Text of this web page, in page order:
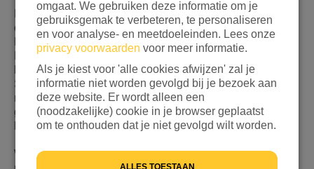
Het is onwerkelijk hoeveel mannen, vrouwen en kinderen
op de vlucht zijn voor oorlog en geweld. We móeten
helpen, we moeten íets doen! Daarom gaan we - Stijf,
Pim en Robbie - in deWeek van de Vluchteling
brouwen en de volledige opbrengst doneren aan
Stichting Vluchteling. Voor minimaal €10 (meer mag
natuurlijk ook!) ontvang je niet alleen een eigen
gebrouwen biertje, maar ik draag je óók bij aan
levensreddende noodhulp. Help je mee?
Wil je na jouw donatie het biertje ontvangen? Stuur dan
omgaat. We gebruiken deze informatie om je
gebruiksgemak te verbeteren, te personaliseren
en voor analyse- en meetdoeleinden. Lees onze
privacy voorwaarden voor meer informatie.
Als je kiest voor 'alle cookies afwijzen' zal je
informatie niet worden gevolgd bij je bezoek aan
deze website. Er wordt alleen een
(noodzakelijke) cookie in je browser geplaatst
om te onthouden dat je niet gevolgd wilt worden.
ALLES TOESTAAN